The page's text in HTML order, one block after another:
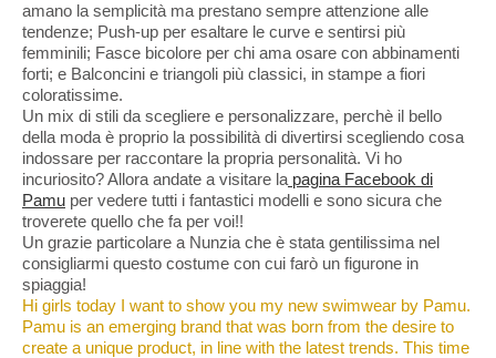
amano la semplicità ma prestano sempre attenzione alle
tendenze; Push-up per esaltare le curve e sentirsi più
femminili; Fasce bicolore per chi ama osare con abbinamenti
forti; e Balconcini e triangoli più classici, in stampe a fiori
coloratissime.
Un mix di stili da scegliere e personalizzare, perchè il bello
della moda è proprio la possibilità di divertirsi scegliendo cosa
indossare per raccontare la propria personalità. Vi ho
incuriosito? Allora andate a visitare la pagina Facebook di
Pamu per vedere tutti i fantastici modelli e sono sicura che
troverete quello che fa per voi!!
Un grazie particolare a Nunzia che è stata gentilissima nel
consigliarmi questo costume con cui farò un figurone in
spiaggia!
Hi girls today I want to show you my new swimwear by Pamu.
Pamu is an emerging brand that was born from the desire to
create a unique product, in line with the latest trends. This time